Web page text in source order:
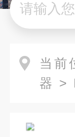
当前
器 >